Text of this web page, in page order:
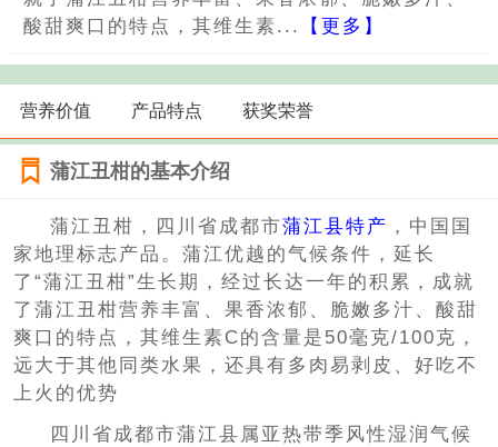
酸甜爽口的特点，其维生素...
【更多】
营养价值 产品特点 获奖荣誉
蒲江丑柑的基本介绍
蒲江丑柑，四川省成都市蒲江县特产 ，中国国
家地理标志产品。蒲江优越的气候条件，延长
了“蒲江丑柑”生长期，经过长达一年的积累，成就
了蒲江丑柑营养丰富、果香浓郁、脆嫩多汁、酸甜
爽口的特点，其维生素C的含量是50毫克/100克，
远大于其他同类水果，还具有多肉易剥皮、好吃不
上火的优势
四川省成都市蒲江县属亚热带季风性湿润气候